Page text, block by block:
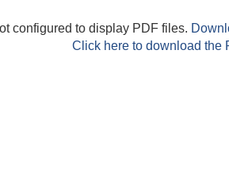
configured to display PDF files.
Click here to download the